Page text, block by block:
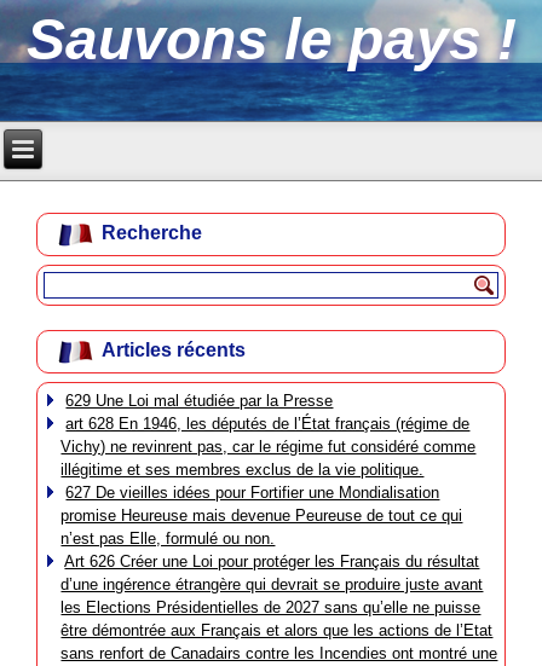
Sauvons le pays !
Recherche
Articles récents
629 Une Loi mal étudiée par la Presse
art 628 En 1946, les députés de l’État français (régime de
Vichy) ne revinrent pas, car le régime fut considéré comme
illégitime et ses membres exclus de la vie politique.
627 De vieilles idées pour Fortifier une Mondialisation
promise Heureuse mais devenue Peureuse de tout ce qui
n’est pas Elle, formulé ou non.
Art 626 Créer une Loi pour protéger les Français du résultat
d’une ingérence étrangère qui devrait se produire juste avant
les Elections Présidentielles de 2027 sans qu’elle ne puisse
être démontrée aux Français et alors que les actions de l’Etat
sans renfort de Canadairs contre les Incendies ont montré une